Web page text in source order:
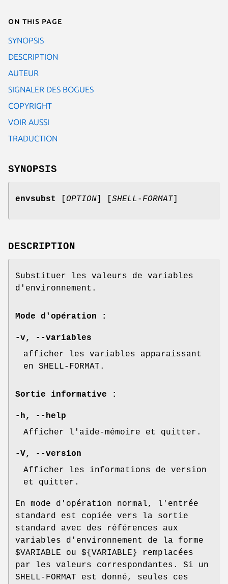
On this page
SYNOPSIS
DESCRIPTION
AUTEUR
SIGNALER DES BOGUES
COPYRIGHT
VOIR AUSSI
TRADUCTION
SYNOPSIS
envsubst OPTION SHELL-FORMAT]
DESCRIPTION
Substituer les valeurs de variables
d'environnement.
Mode d'opération :
-v,
--variables
afficher les variables apparaissant
en SHELL-FORMAT.
Sortie informative :
-h,
--help
Afficher l'aide-mémoire et quitter.
-V,
--version
Afficher les informations de version
et quitter.
En mode d'opération normal, l'entrée
standard est copiée vers la sortie
standard avec des références aux
variables d'environnement de la forme
$VARIABLE ou ${VARIABLE} remplacées
par les valeurs correspondantes. Si un
SHELL-FORMAT est donné, seules ces